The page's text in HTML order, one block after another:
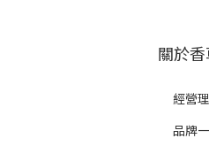
關於
經營
品牌